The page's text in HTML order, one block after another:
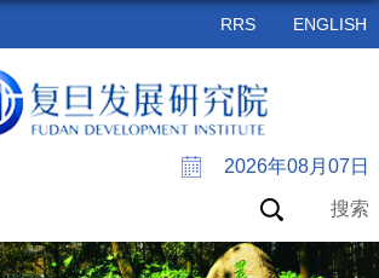
RRS ENGLISH
2026年08月07日
搜索